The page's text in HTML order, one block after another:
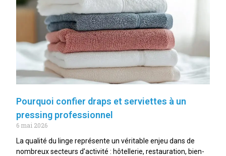
Pourquoi confier draps et serviettes à un
pressing professionnel
6 mai 2026
La qualité du linge représente un véritable enjeu dans de
nombreux secteurs d’activité : hôtellerie, restauration, bien-